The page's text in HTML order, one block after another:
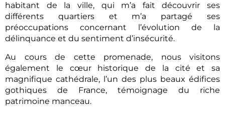
habitant de la ville, qui m’a fait découvrir ses
différents quartiers et m’a partagé ses
préoccupations concernant l’évolution de la
délinquance et du sentiment d’insécurité.
Au cours de cette promenade, nous visitons
également le cœur historique de la cité et sa
magnifique cathédrale, l’un des plus beaux édifices
gothiques de France, témoignage du riche
patrimoine manceau.